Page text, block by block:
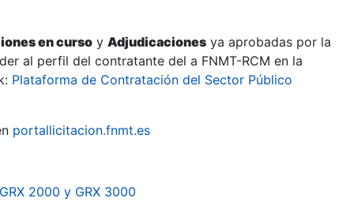
en curso y Adjudicaciones ya aprobadas por la
al perfil del contratante del a FNMT-RCM en la
Plataforma de Contratación del Sector Público
portallicitacion.fnmt.es
2000 y GRX 3000